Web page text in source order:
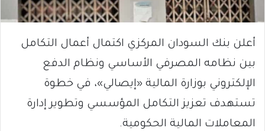
أعلن بنك السودان المركزي اكتمال أعمال التكامل
بين نظامه المصرفي الأساسي ونظام الدفع
الإلكتروني بوزارة المالية «إيصالي»، في خطوة
تستهدف تعزيز التكامل المؤسسي وتطوير إدارة
المعاملات المالية الحكومية.